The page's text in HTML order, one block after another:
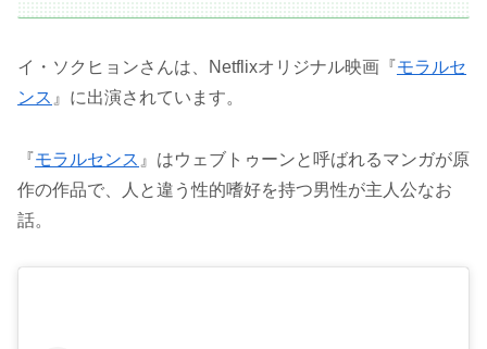
イ・ソクヒョンさんは、Netflixオリジナル映画『モラルセ
ンス 』に出演されています。
『モラルセンス 』はウェブトゥーンと呼ばれるマンガが原
作の作品で、人と違う性的嗜好を持つ男性が主人公なお
話。